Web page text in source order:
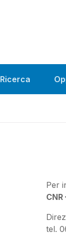
Ricerca
Per
tel.